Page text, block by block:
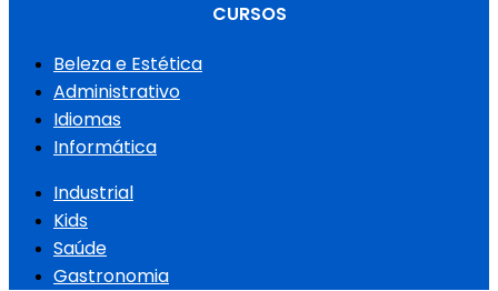
CURSOS
Beleza e Estética
Administrativo
Idiomas
Informática
Industrial
Kids
Saúde
Gastronomia